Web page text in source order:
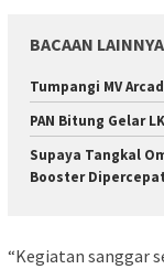
BACAAN LAINNYA
Tumpangi MV
PAN Bitung Gelar
Supaya Tangkal
Booster Dipercepat
“Kegiatan sanggar